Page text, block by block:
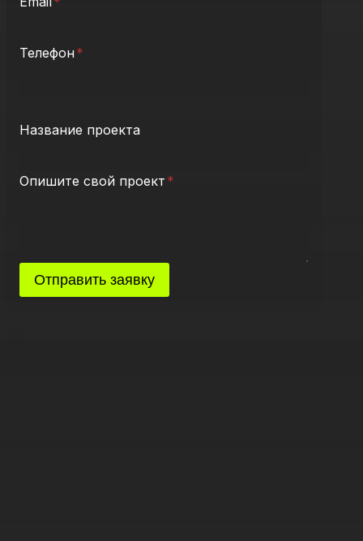
Телефон*
Название проекта
Опишите свой проект *
Отправить заявку